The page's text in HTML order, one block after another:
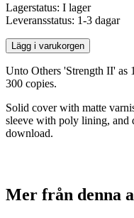
Lagerstatus: I lager
Leveransstatus: 1-3 dagar
Lägg i varukorgen
Unto Others 'Strength II'
300 copies.
Solid cover with matte
sleeve with poly lining, and
download.
Mer från denna